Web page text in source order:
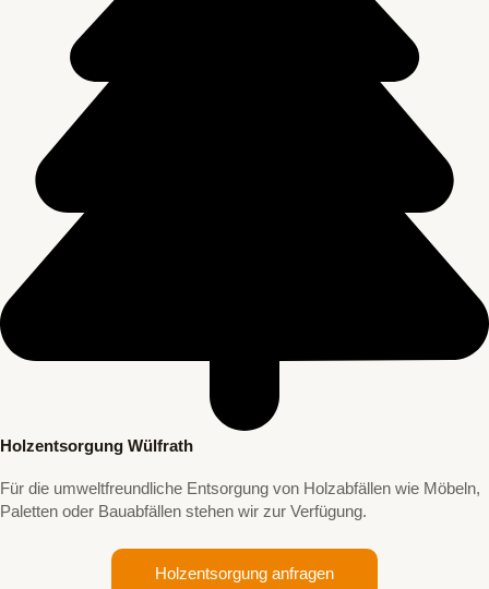
Holzentsorgung Wülfrath
Für die umweltfreundliche Entsorgung von Holzabfällen wie Möbeln,
Paletten oder Bauabfällen stehen wir zur Verfügung.
Holzentsorgung anfragen